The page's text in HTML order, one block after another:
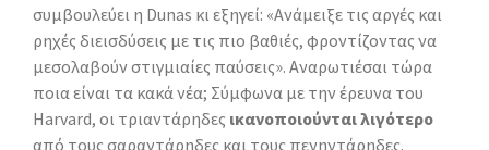
συμβουλεύει η Dunas κι εξηγεί: «Ανάμειξε τις αργές και
ρηχές διεισδύσεις με τις πιο βαθιές, φροντίζοντας να
μεσολαβούν στιγμιαίες παύσεις». Αναρωτιέσαι τώρα
ποια είναι τα κακά νέα; Σύμφωνα με την έρευνα του
Harvard, οι τριαντάρηδες ικανοποιούνται λιγότερο
από τους σαραντάρηδες και τους πενηντάρηδες.